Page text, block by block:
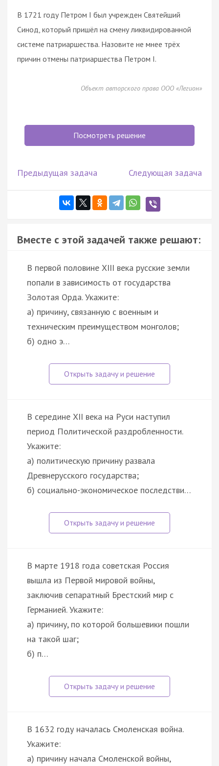
В 1721 году Петром I был учрежден Святейший
Синод, который пришёл на смену ликвидированной
системе патриаршества. Назовите не мнее трёх
причин отмены патриаршества Петром I.
Объект авторского права ООО «Легион»
Посмотреть решение
Предыдущая задача Следующая задача
Вместе с этой задачей также решают:
В первой половине XIII века русские земли
попали в зависимость от государства
Золотая Орда. Укажите:
а) причину, связанную с военным и
техническим преимуществом монголов;
б) одно э…
В середине XII века на Руси наступил
период Политической раздробленности.
Укажите:
а) политическую причину развала
Древнерусского государства;
б) социально-экономическое последстви…
В марте 1918 года советская Россия
вышла из Первой мировой войны,
заключив сепаратный Брестский мир с
Германией. Укажите:
а) причину, по которой большевики пошли
на такой шаг;
б) п…
В 1632 году началась Смоленская война.
Укажите:
а) причину начала Смоленской войны,